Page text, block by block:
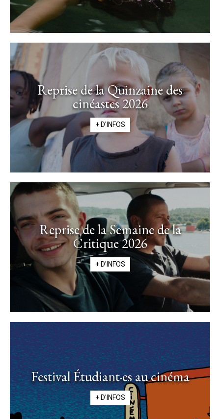
Reprise de la Quinzaine des
cinéastes 2026
+ D'INFOS
Reprise de la Semaine de la
Critique 2026
+ D'INFOS
Festival Étudiant·es au cinéma
+ D'INFOS